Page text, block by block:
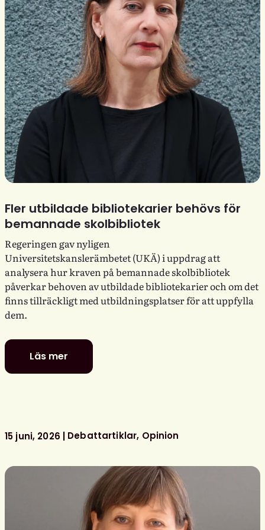
Fler utbildade bibliotekarier behövs för
bemannade skolbibliotek
Regeringen gav nyligen
Universitetskanslerämbetet (UKÄ) i uppdrag att
analysera hur kraven på bemannade skolbibliotek
påverkar behoven av utbildade bibliotekarier och om det
finns tillräckligt med utbildningsplatser för att uppfylla
dem.
Läs mer
Fler
utbildade
bemannade
15 juni, 2026 Debattartiklar Opinion